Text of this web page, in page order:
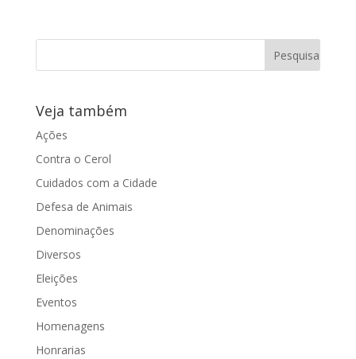
A vereadora Juliana Andrião Damus,
Veja também
Ações
Contra o Cerol
Cuidados com a Cidade
Defesa de Animais
Denominações
Diversos
Eleições
Eventos
Homenagens
Honrarias